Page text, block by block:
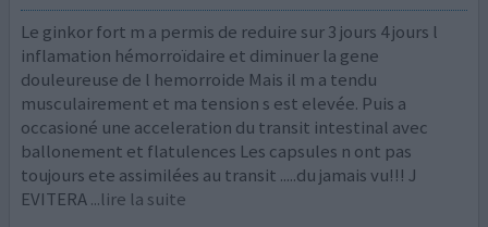
Le ginkor fort m a permis de reduire sur 3 jours 4 jours l
inflamation hémorroïdaire et diminuer la gene
douleureuse de l hemorroide Mais il m a tendu
musculairement et ma tension s est elevée. Puis a
occasioné une acceleration du transit intestinal avec
ballonement et flatulences Les capsules n ont pas
toujours ete assimilées au transit .....du jamais vu!!! J
EVITERA...lire la suite